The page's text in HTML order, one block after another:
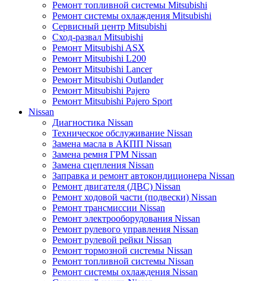
Ремонт топливной системы Mitsubishi
Ремонт системы охлаждения Mitsubishi
Сервисный центр Mitsubishi
Сход-развал Mitsubishi
Ремонт Mitsubishi ASX
Ремонт Mitsubishi L200
Ремонт Mitsubishi Lancer
Ремонт Mitsubishi Outlander
Ремонт Mitsubishi Pajero
Ремонт Mitsubishi Pajero Sport
Nissan
Диагностика Nissan
Техническое обслуживание Nissan
Замена масла в АКПП Nissan
Замена ремня ГРМ Nissan
Замена сцепления Nissan
Заправка и ремонт автокондиционера Nissan
Ремонт двигателя (ДВС) Nissan
Ремонт ходовой части (подвески) Nissan
Ремонт трансмиссии Nissan
Ремонт электрооборудования Nissan
Ремонт рулевого управления Nissan
Ремонт рулевой рейки Nissan
Ремонт тормозной системы Nissan
Ремонт топливной системы Nissan
Ремонт системы охлаждения Nissan